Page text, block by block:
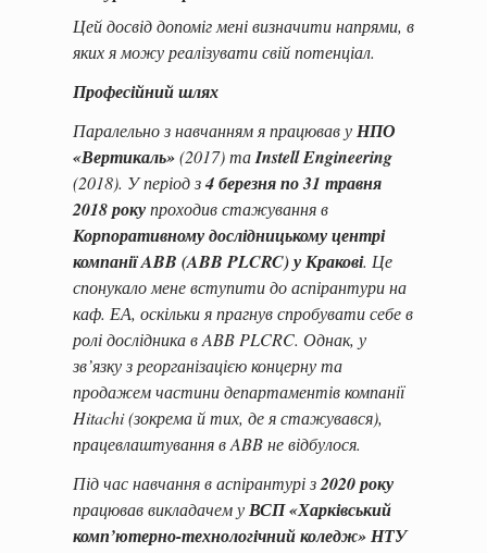
Цей досвід допоміг мені визначити напрями, в
яких я можу реалізувати свій потенціал.
Професійний шлях
Паралельно з навчанням я працював уНПО
«Вертикаль»(2017) таInstell Engineering
(2018). У період з4 березня по 31 травня
2018 рокупроходив стажування в
Корпоративному дослідницькому центрі
компанії ABB (ABB PLCRC) у Кракові. Це
спонукало мене вступити до аспірантури на
каф. ЕА, оскільки я прагнув спробувати себе в
ролі дослідника в ABB PLCRC. Однак, у
зв’язку з реорганізацією концерну та
продажем частини департаментів компанії
Hitachi (зокрема й тих, де я стажувався),
працевлаштування в ABB не відбулося.
Під час навчання в аспірантурі з2020 року
працював викладачем уВСП «Харківський
комп’ютерно-технологічний коледж» НТУ